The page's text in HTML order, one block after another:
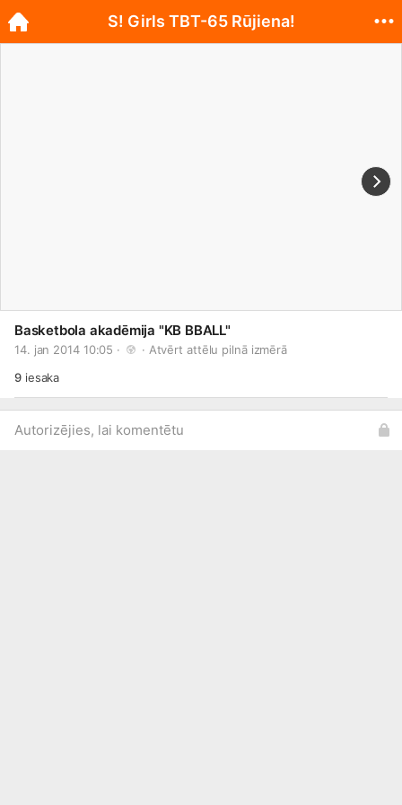
Basketbola akadēmija "KB BBALL"
14. jan 2014 10:05 · · Atvērt attēlu pilnā izmērā
9iesaka
Autorizējies, lai komentētu
S! Girls TBT-65 Rūjiena!